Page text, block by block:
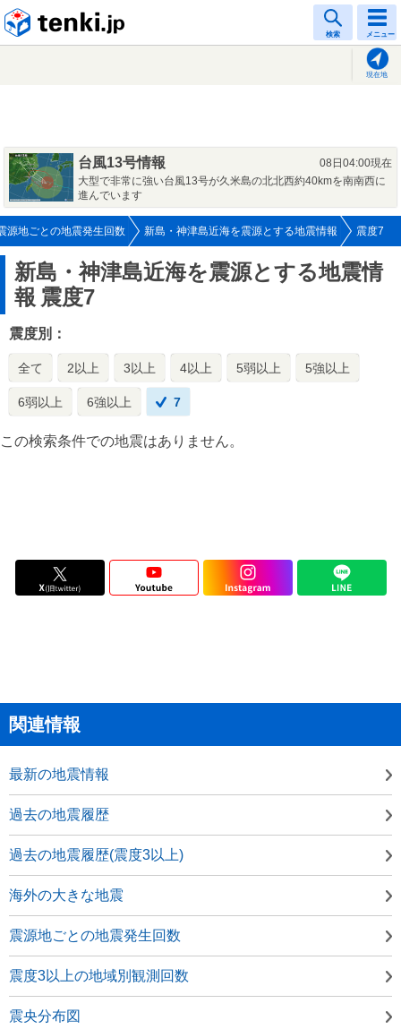
検索 メニュー
現在地
台風13号情報
08日04:00現在
大型で非常に強い台風13号が久米島の北北西約40kmを南南西に
進んでいます
源地ごとの地震発生回数 新島・神津島近海を震源とする地震情報 震度7
新島・神津島近海を震源とする地震情
報 震度7
震度別：
全て 2以上 3以上 4以上 5弱以上 5強以上
6弱以上 6強以上 7
この検索条件での地震はありません。
関連情報
最新の地震情報
過去の地震履歴
過去の地震履歴(震度3以上)
海外の大きな地震
震源地ごとの地震発生回数
震度3以上の地域別観測回数
震央分布図